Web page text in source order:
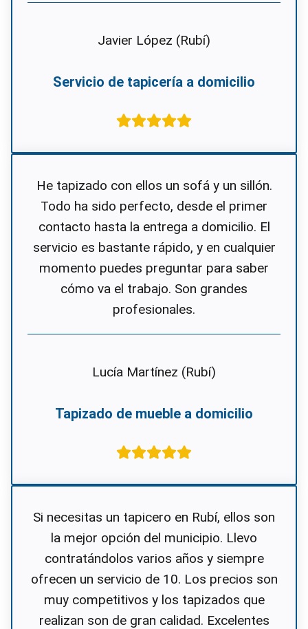
Javier López (Rubí)
Servicio de tapicería a domicilio
He tapizado con ellos un sofá y un sillón.
Todo ha sido perfecto, desde el primer
contacto hasta la entrega a domicilio. El
servicio es bastante rápido, y en cualquier
momento puedes preguntar para saber
cómo va el trabajo. Son grandes
profesionales.
Lucía Martínez (Rubí)
Tapizado de mueble a domicilio
Si necesitas un tapicero en Rubí, ellos son
la mejor opción del municipio. Llevo
contratándolos varios años y siempre
ofrecen un servicio de 10. Los precios son
muy competitivos y los tapizados que
realizan son de gran calidad. Excelentes